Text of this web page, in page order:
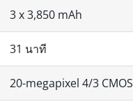
3 x 3,850 mAh
31 นาที
20-megapixel 4/3 CMOS